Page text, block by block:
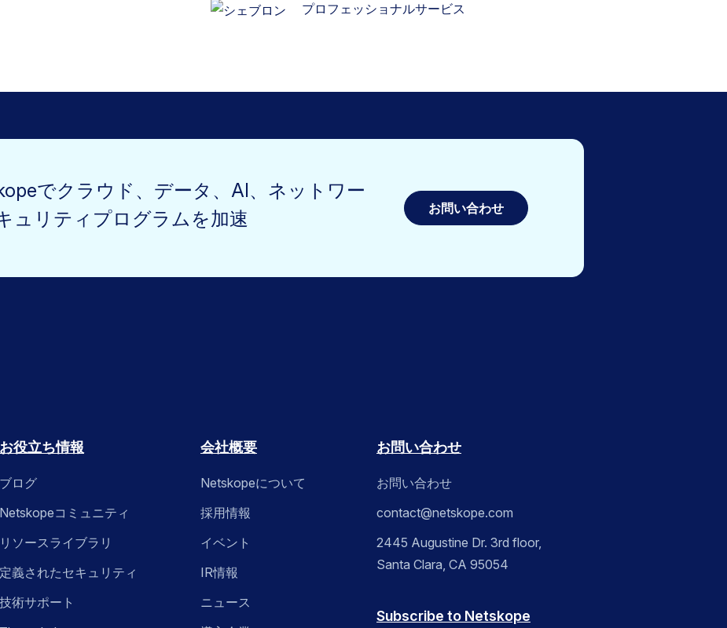
プロフェッショナルサービス
でクラウド、データ、AI、ネットワー
ュリティプログラムを加速
お問い合わせ
お役立ち情報
ブログ
Netskopeコミュニティ
リソースライブラリ
定義されたセキュリティ
技術サポート
会社概要
Netskopeについて
採用情報
イベント
IR情報
ニュース
お問い合わせ
お問い合わせ
contact@netskope.com
2445 Augustine Dr. 3rd floor,
Santa Clara, CA 95054
Subscribe to Netskope